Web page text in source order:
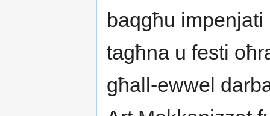
baqgħu
tagħna u festi
għall-ewwel